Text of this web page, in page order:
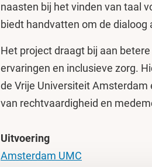
naasten bij het vinden van taal
biedt handvatten om de dialoog
Het project draagt bij aan
ervaringen en inclusieve zorg.
de Vrije Universiteit
van rechtvaardigheid en
Uitvoering
Amsterdam UMC